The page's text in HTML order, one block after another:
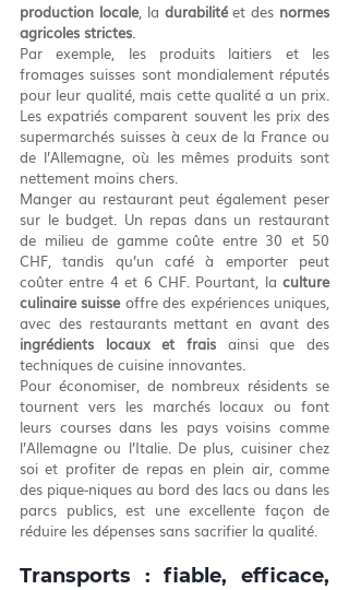
production locale, la durabilité et des normes
agricoles strictes.
Par exemple, les produits laitiers et les
fromages suisses sont mondialement réputés
pour leur qualité, mais cette qualité a un prix.
Les expatriés comparent souvent les prix des
supermarchés suisses à ceux de la France ou
de l’Allemagne, où les mêmes produits sont
nettement moins chers.
Manger au restaurant peut également peser
sur le budget. Un repas dans un restaurant
de milieu de gamme coûte entre 30 et 50
CHF, tandis qu’un café à emporter peut
coûter entre 4 et 6 CHF. Pourtant, la culture
culinaire suisse offre des expériences uniques,
ingrédients locaux et frais ainsi que des
techniques de cuisine innovantes.
Pour économiser, de nombreux résidents se
tournent vers les marchés locaux ou font
leurs courses dans les pays voisins comme
l’Allemagne ou l’Italie. De plus, cuisiner chez
soi et profiter de repas en plein air, comme
des pique-niques au bord des lacs ou dans les
parcs publics, est une excellente façon de
réduire les dépenses sans sacrifier la qualité.
Transports : fiable, efficace,